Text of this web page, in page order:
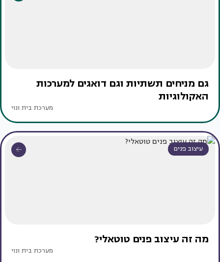
גם מניחים תשתיות וגם דואגים למערכות
האקולוגיות
מערכת בית ונוי
עיצוב פנים
מה זה עיצוב פנים טוטאלי?
מערכת בית ונוי